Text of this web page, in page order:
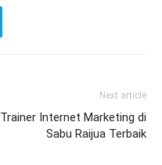
Next article
Trainer Internet Marketing di
Sabu Raijua Terbaik